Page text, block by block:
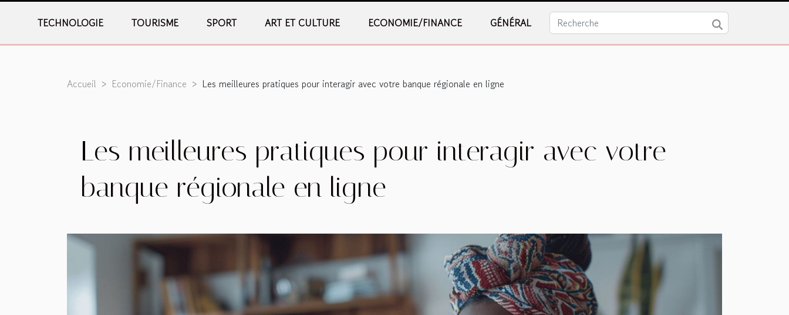
TECHNOLOGIE TOURISME SPORT ART ET CULTURE ECONOMIE/FINANCE GÉNÉRAL
Accueil Economie/Finance Les meilleures pratiques pour interagir avec votre banque régionale en ligne
Les meilleures pratiques pour interagir avec votre
banque régionale en ligne